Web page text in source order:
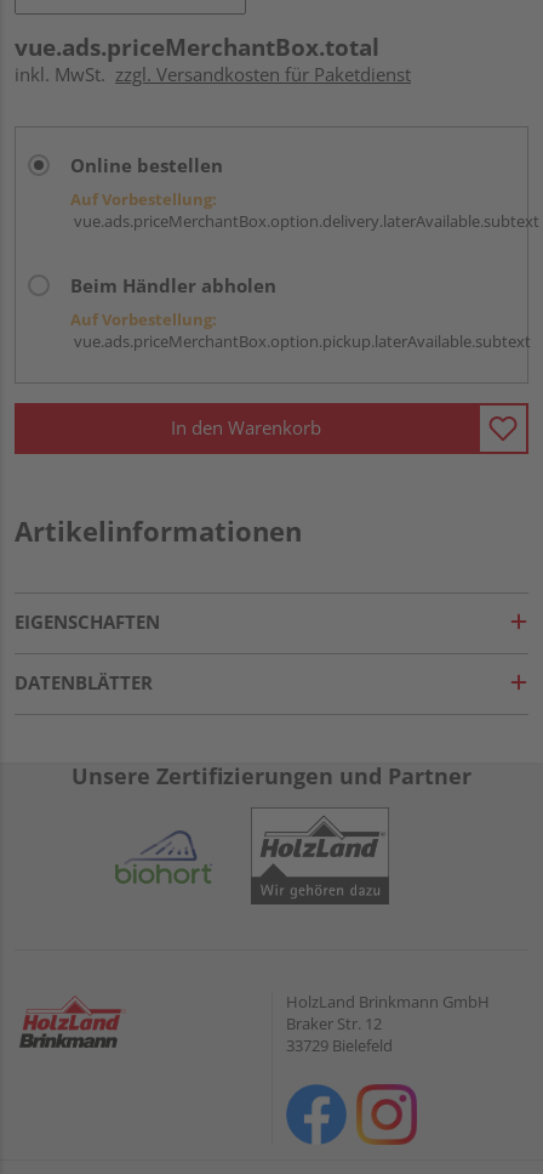
vue.ads.priceMerchantBox.total
inkl. MwSt. zzgl. Versandkosten für Paketdienst
Online bestellen
Auf Vorbestellung:
vue.ads.priceMerchantBox.option.delivery.laterAvailable.subtext
Beim Händler abholen
Auf Vorbestellung:
vue.ads.priceMerchantBox.option.pickup.laterAvailable.subtext
In den Warenkorb
Artikelinformationen
EIGENSCHAFTEN
DATENBLÄTTER
Unsere Zertifizierungen und Partner
HolzLand Brinkmann GmbH
Braker Str. 12
33729 Bielefeld